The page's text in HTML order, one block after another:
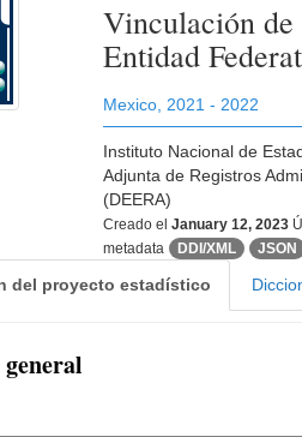
Vinculación
Entidad
Mexico 2021 - 2022
Instituto Nacional de
Adjunta de Registros
(DEERA)
Creado elJanuary 12, 2023
metadata
DDI/XML JSON
del proyecto estadístico